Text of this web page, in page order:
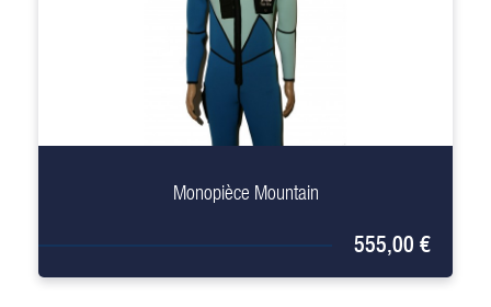
+
Monopièce Mountain
555,00 €